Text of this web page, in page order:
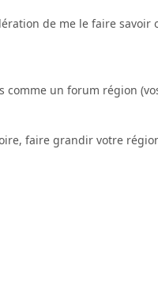
de me le faire savoir
un forum région
faire grandir votre